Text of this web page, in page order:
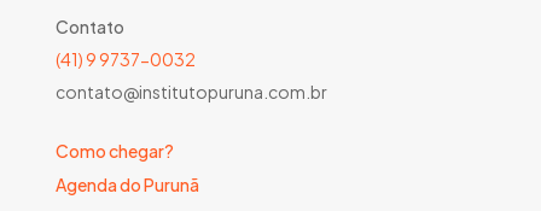
Contato
(41) 9 9737-0032
contato@institutopuruna.com.br
Como chegar?
Agenda do Purunã